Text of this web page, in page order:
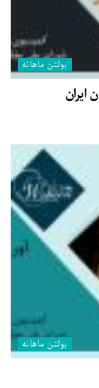
بولتن ماهانه
بولتن ماهانه